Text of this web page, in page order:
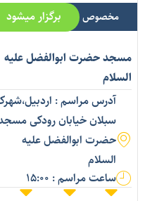
مخصوص بانوانبرگزار میشود
حضرت ابوالفضل علیه
آدرس مراسم : اردبیل،شهرک
سبلان خیابان رودکی مسجد
حضرت ابوالفضل علیه
السلام
ساعت مراسم : 15:00